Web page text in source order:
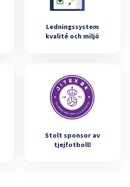
Ledningssystem
kvalité och miljö
Stolt sponsor av
tjejfotboll!